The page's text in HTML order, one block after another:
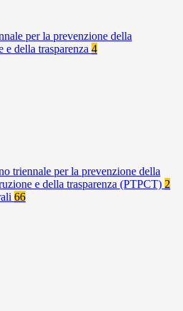
per la prevenzione della
e della trasparenza 4
triennale per la prevenzione della
e della trasparenza (PTPCT) 2
66